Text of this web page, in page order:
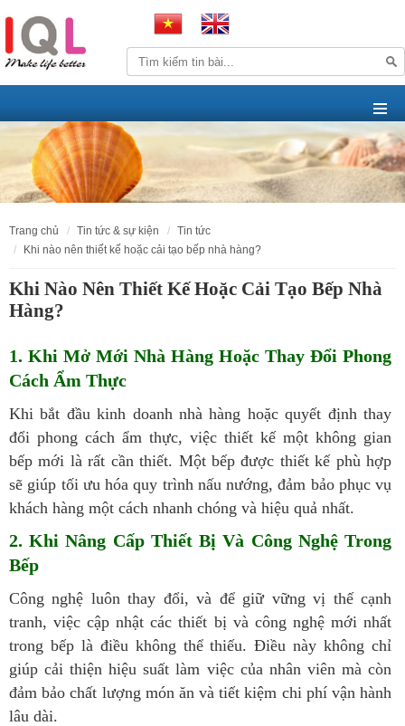
trang chủ tin tức & sự kiện
tin tức
khi nào nên thiết kế hoặc cải tạo bếp nhà hàng?
Khi Nào Nên Thiết Kế Hoặc Cải Tạo Bếp Nhà
Hàng?
1. Khi Mở Mới Nhà Hàng Hoặc Thay Đổi Phong
Cách Ẩm Thực
Khi bắt đầu kinh doanh nhà hàng hoặc quyết định thay
đổi phong cách ẩm thực, việc thiết kế một không gian
bếp mới là rất cần thiết. Một bếp được thiết kế phù hợp
sẽ giúp tối ưu hóa quy trình nấu nướng, đảm bảo phục vụ
khách hàng một cách nhanh chóng và hiệu quả nhất.
2. Khi Nâng Cấp Thiết Bị Và Công Nghệ Trong
Bếp
Công nghệ luôn thay đổi, và để giữ vững vị thế cạnh
tranh, việc cập nhật các thiết bị và công nghệ mới nhất
trong bếp là điều không thể thiếu. Điều này không chỉ
giúp cải thiện hiệu suất làm việc của nhân viên mà còn
đảm bảo chất lượng món ăn và tiết kiệm chi phí vận hành
lâu dài.